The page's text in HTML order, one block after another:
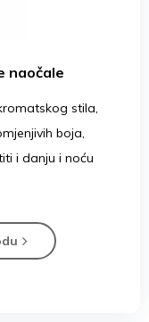
naočale
stila,
boja,
i danju i noću